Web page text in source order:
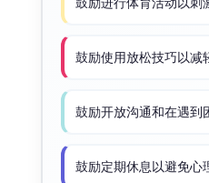
鼓励使用放松技巧以减
鼓励开放沟通和在遇到
鼓励定期休息以避免心